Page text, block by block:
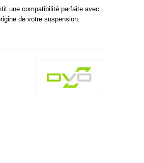
une compatibilité parfaite avec
de votre suspension.